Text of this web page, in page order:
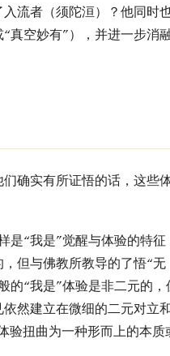
流者（须陀洹）？他同时
真空妙有”），并进一步消
确实有所证悟的话，这些
是“我是”觉醒与体验的特
但与佛教所教导的了悟“无
“我是”体验是非二元的，
然建立在微细的二元对立
验扭曲为一种形而上的本